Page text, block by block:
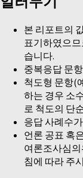
본 리포트의
표기하였으므
습니다.
중복응답 문
척도형 문항(
하는 경우 소
로 척도의 단
응답 사례수
언론 공표 혹
여론조사심
침에 따라 주